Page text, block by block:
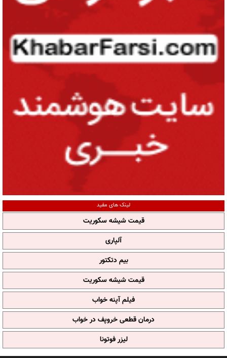
لینک های مفید
قیمت شیشه سکوریت
آلپاری
بیم دتکتور
قیمت شیشه سکوریت
فیلم آپنه خواب
درمان قطعی خروپف در خواب
لیزر فوتونا